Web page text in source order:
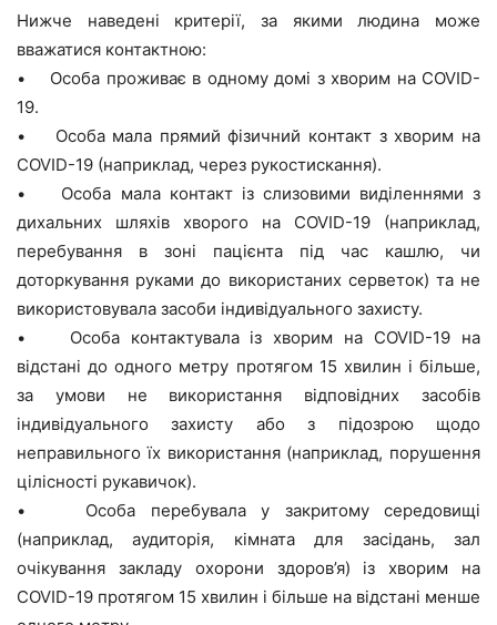
Нижче наведені критерії, за якими людина може
вважатися контактною:
• Особа проживає в одному домі з хворим на COVID-
19.
• Особа мала прямий фізичний контакт з хворим на
COVID-19 (наприклад, через рукостискання).
• Особа мала контакт із слизовими виділеннями з
дихальних шляхів хворого на COVID-19 (наприклад,
перебування в зоні пацієнта під час кашлю, чи
доторкування руками до використаних серветок) та не
використовувала засоби індивідуального захисту.
• Особа контактувала із хворим на COVID-19 на
відстані до одного метру протягом 15 хвилин і більше,
за умови не використання відповідних засобів
індивідуального захисту або з підозрою щодо
неправильного їх використання (наприклад, порушення
цілісності рукавичок).
• Особа перебувала у закритому середовищі
(наприклад, аудиторія, кімната для засідань, зал
очікування закладу охорони здоров’я) із хворим на
COVID-19 протягом 15 хвилин і більше на відстані менше